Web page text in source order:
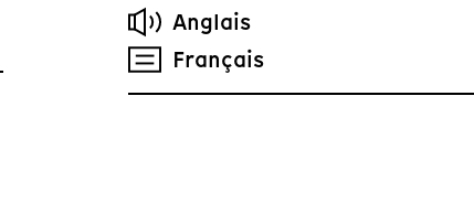
Anglais
Français